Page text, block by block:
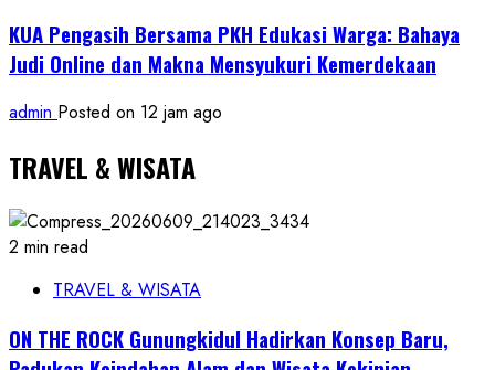
KUA Pengasih Bersama PKH Edukasi Warga: Bahaya
Judi Online dan Makna Mensyukuri Kemerdekaan
admin Posted on 12 jam ago
TRAVEL & WISATA
2 min read
TRAVEL & WISATA
ON THE ROCK Gunungkidul Hadirkan Konsep Baru,